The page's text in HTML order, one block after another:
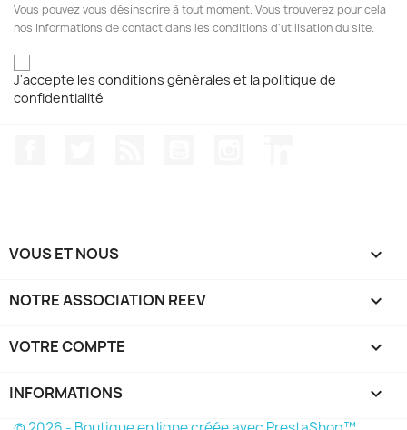
Vous pouvez vous désinscrire à tout moment. Vous trouverez pour cela
nos informations de contact dans les conditions d'utilisation du site.
J'accepte les conditions générales et la politique de
confidentialité
VOUS ET NOUS 
NOTRE ASSOCIATION REEV 
VOTRE COMPTE 
INFORMATIONS keyboard_arrow_down